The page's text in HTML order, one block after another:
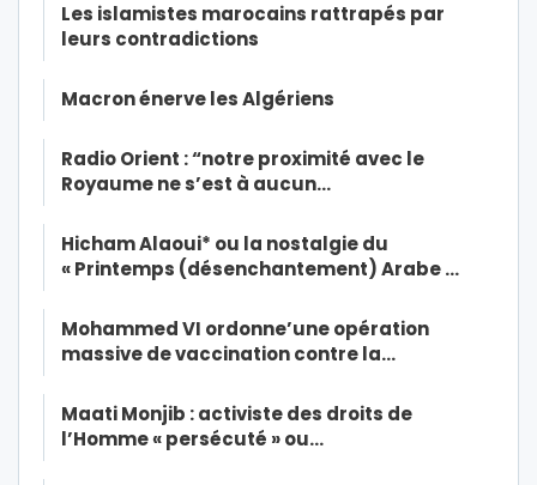
Les islamistes marocains rattrapés par
leurs contradictions
Macron énerve les Algériens
Radio Orient : “notre proximité avec le
Royaume ne s’est à aucun…
Hicham Alaoui* ou la nostalgie du
« Printemps (désenchantement) Arabe …
Mohammed VI ordonne’une opération
massive de vaccination contre la…
Maati Monjib : activiste des droits de
l’Homme « persécuté » ou…